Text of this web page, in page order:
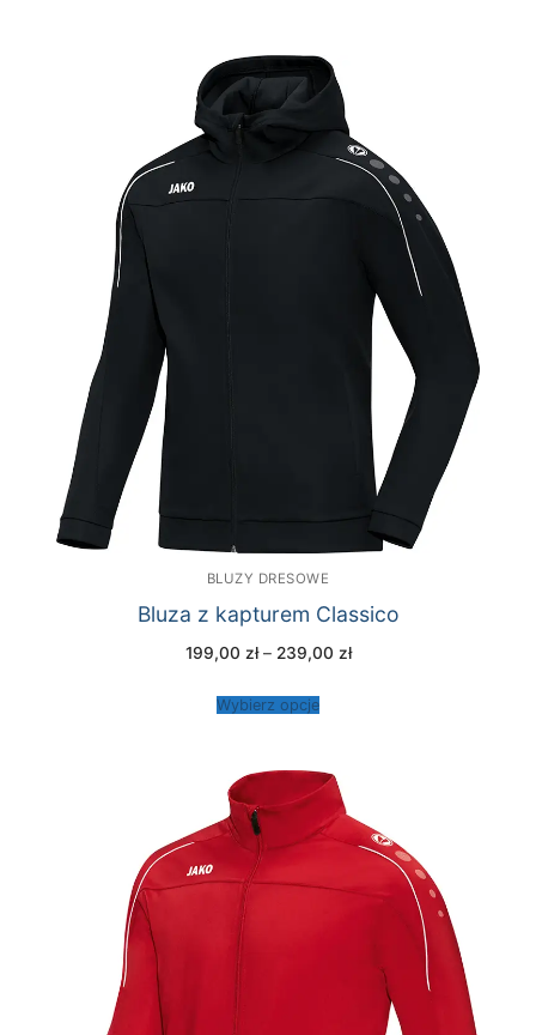
BLUZY DRESOWE
Bluza z kapturem Classico
199,00 zł – 239,00 złZakres
Wybierz opcje